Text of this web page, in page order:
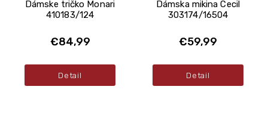
Dámske tričko Monari
410183/124
€84,99
Detail
Dámska mikina Cecil
303174/16504
€59,99
Detail